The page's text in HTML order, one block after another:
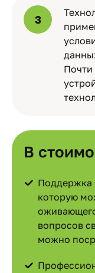
3
В
Поддержка
которую
вопросов
можно